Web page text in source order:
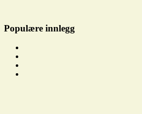
Populære innlegg